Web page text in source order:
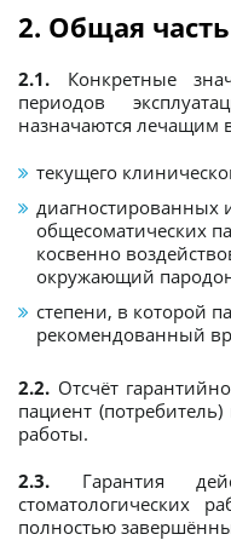
2. Общая часть
2.1. Конкретные
периодов
назначаются лечащим
текущего
диагностированных
общесоматических
косвенно
окружающий
степени, в которой
рекомендованный
2.2. Отсчёт
пациент
работы.
2.3. Гарантия
стоматологических
полностью